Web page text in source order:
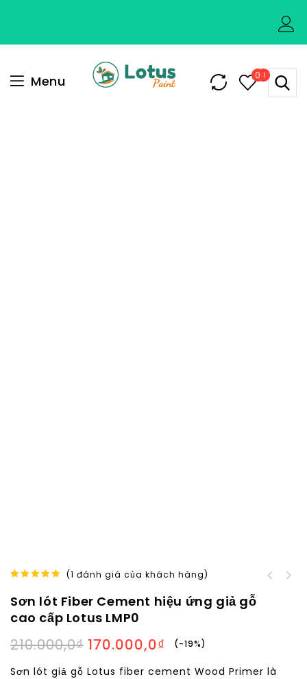
Menu 0
0
5
(1 đánh giá của khách hàng)
Sơn lót Fiber Cement hiệu ứng giả gỗ
cao cấp Lotus LMP0
-19%
210.000,0₫ 170.000,0₫
Sơn lót giả gỗ Lotus fiber cement Wood Primer là